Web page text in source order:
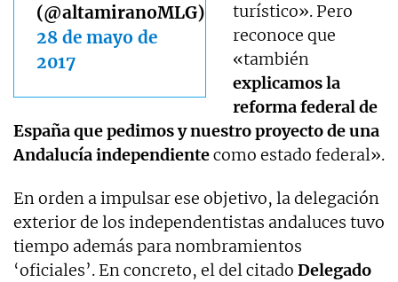
(@altamiranoMLG)
28 de mayo de
2017
turístico». Pero
reconoce que
«también
explicamos la
reforma federal de
España que pedimos y nuestro proyecto de una
Andalucía independientecomo estado federal».
En orden a impulsar ese objetivo, la delegación
exterior de los independentistas andaluces tuvo
tiempo además para nombramientos
‘oficiales’. En concreto, el del citado Delegado